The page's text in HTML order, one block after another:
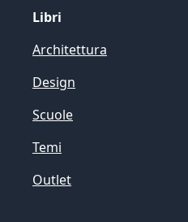
Libri
Architettura
Design
Scuole
Temi
Outlet